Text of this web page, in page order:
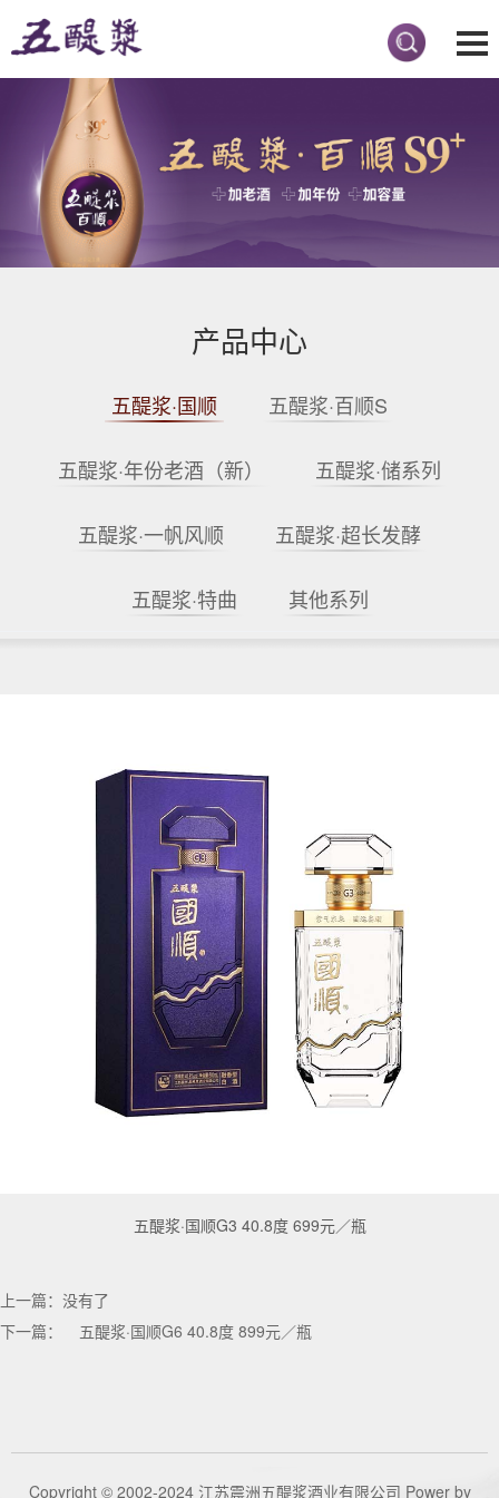
产品中心
五醍浆·国顺 五醍浆·百顺S
五醍浆·年份老酒（新） 五醍浆·储系列
五醍浆·一帆风顺 五醍浆·超长发酵
五醍浆·特曲 其他系列
五醍浆·国顺G3 40.8度 699元／瓶
上一篇：没有了
下一篇：
五醍浆·国顺G6 40.8度 899元／瓶
Copyright © 2002-2024 江苏震洲五醍浆酒业有限公司 Power by